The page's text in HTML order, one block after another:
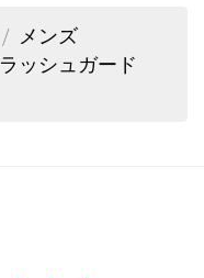
メンズ
ラッシュガード